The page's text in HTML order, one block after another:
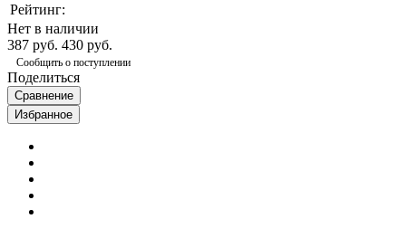
Рейтинг:
Нет в наличии
387 руб. 430 руб.
Сообщить о поступлении
Поделиться
Сравнение
Избранное